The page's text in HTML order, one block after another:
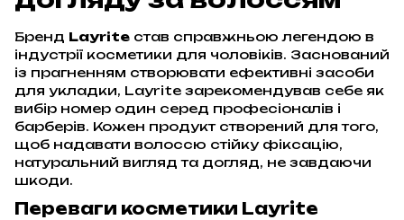
Бренд Layrite став справжньою легендою в
індустрії косметики для чоловіків. Заснований
із прагненням створювати ефективні засоби
для укладки, Layrite зарекомендував себе як
вибір номер один серед професіоналів і
барберів. Кожен продукт створений для того,
щоб надавати волоссю стійку фіксацію,
натуральний вигляд та догляд, не завдаючи
шкоди.
Переваги косметики Layrite